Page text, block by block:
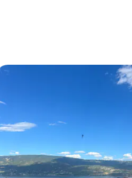
4,76 от 5, 74 отзива